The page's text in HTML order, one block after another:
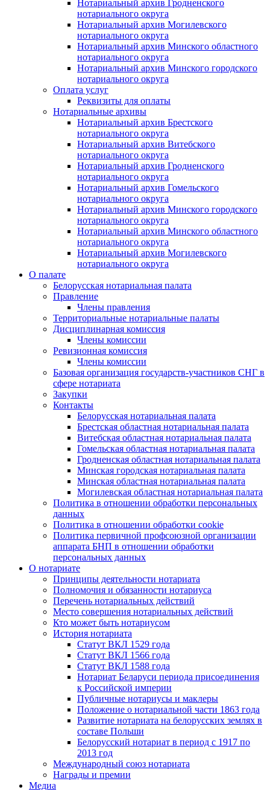
Нотариальный архив Гродненского
нотариального округа
Нотариальный архив Могилевского
нотариального округа
Нотариальный архив Минского областного
нотариального округа
Нотариальный архив Минского городского
нотариального округа
Оплата услуг
Реквизиты для оплаты
Нотариальные архивы
Нотариальный архив Брестского
нотариального округа
Нотариальный архив Витебского
нотариального округа
Нотариальный архив Гродненского
нотариального округа
Нотариальный архив Гомельского
нотариального округа
Нотариальный архив Минского городского
нотариального округа
Нотариальный архив Минского областного
нотариального округа
Нотариальный архив Могилевского
нотариального округа
О палате
Белорусская нотариальная палата
Правление
Члены правления
Территориальные нотариальные палаты
Дисциплинарная комиссия
Члены комиссии
Ревизионная комиссия
Члены комиссии
Базовая организация государств-участников СНГ в
сфере нотариата
Закупки
Контакты
Белорусская нотариальная палата
Брестская областная нотариальная палата
Витебская областная нотариальная палата
Гомельская областная нотариальная палата
Гродненская областная нотариальная палата
Минская городская нотариальная палата
Минская областная нотариальная палата
Могилевская областная нотариальная палата
Политика в отношении обработки персональных
данных
Политика в отношении обработки cookie
Политика первичной профсоюзной организации
аппарата БНП в отношении обработки
персональных данных
О нотариате
Принципы деятельности нотариата
Полномочия и обязанности нотариуса
Перечень нотариальных действий
Место совершения нотариальных действий
Кто может быть нотариусом
История нотариата
Статут ВКЛ 1529 года
Статут ВКЛ 1566 года
Статут ВКЛ 1588 года
Нотариат Беларуси периода присоединения
к Российской империи
Публичные нотариусы и маклеры
Положение о нотариальной части 1863 года
Развитие нотариата на белорусских землях в
составе Польши
Белорусский нотариат в период с 1917 по
2013 год
Международный союз нотариата
Награды и премии
Медиа